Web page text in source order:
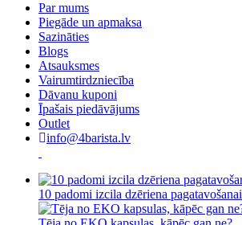
Par mums
Piegāde un apmaksa
Sazināties
Blogs
Atsauksmes
Vairumtirdzniecība
Dāvanu kuponi
Īpašais piedāvājums
Outlet
info@4barista.lv
10 padomi izcila dzēriena pagatavošanai